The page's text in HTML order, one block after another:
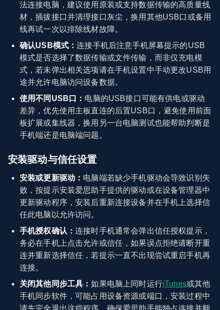
法连接电脑，建议使用原装或支持数据传输的高质量线
材，插拔接口并清理接口灰尘，换用其他USB口或备用
线再试一次以排除线材故障。
确认USB模式：连接手机后注意手机屏幕提示的USB
模式是否选择了数据传输或文件传输，而非仅充电模
式，若未弹出相关选项请在手机设置中手动更改USB用
途并允许电脑访问设备数据。
使用不同USB口： 电脑的USB接口可能有供电或驱动
差异，优先使用主板直连的后置USB口，避免使用前面
板扩展或集线器，换用另一台电脑测试也能帮助判断是
手机端还是电脑端问题。
安装驱动与信任设置
安装或更新驱动： 电脑端若缺少手机驱动会导致识别失
败，按提示安装爱思助手提供的驱动或在设备管理器中
更新驱动程序，安装后重新连接设备并在手机上选择信
任此电脑以允许访问。
手机授权确认：连接时手机通常会弹出信任授权提示，
务必在手机上点击允许或信任，如果误点拒绝请断开重
连并重新选择信任，若提示一直不出现尝试重启手机再
连接。
关闭其他同步工具：如果电脑上同时运行iTunes或其他
手机同步软件，可能占用设备资源或端口，安装过程中
请先完全退出这些程序，确保爱思助手能独占连接并顺